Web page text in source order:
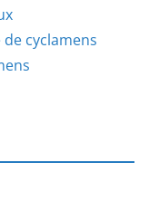
cyclamens